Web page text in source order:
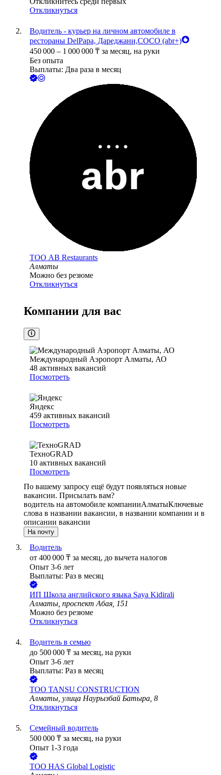
Откликнуться
Водитель - курьер на личном автомобиле в
рестораны DelPapa, Дареджани,COCO (abr+)
450 000 – 1 000 000 ₸ за месяц, на руки
Без опыта
Выплаты: Два раза в месяц
ТОО AB Restaurants
Алматы
Можно без резюме
Откликнуться
Компании для вас
Международный Аэропорт Алматы, АО
48 активных вакансий
Посмотреть
Яндекс
459 активных вакансий
Посмотреть
ТехноGRAD
10 активных вакансий
Посмотреть
По вашему запросу ещё будут появляться новые
вакансии. Присылать вам?
водитель на автомобиле компанииАлматыКлючевые
слова в названии вакансии, в названии компании и в
описании вакансии
На почту
Водитель
от 400 000 ₸ за месяц, до вычета налогов
Опыт 3-6 лет
Выплаты: Раз в месяц
ИП Школа английского языка Saya Kidirali
Алматы, проспект Абая, 151
Можно без резюме
Откликнуться
Водитель в семью
до 500 000 ₸ за месяц, на руки
Опыт 3-6 лет
Выплаты: Раз в месяц
ТОО TANSU CONSTRUCTION
Алматы, улица Наурызбай Батыра, 8
Откликнуться
Семейный водитель
500 000 ₸ за месяц, на руки
Опыт 1-3 года
ТОО HAS Global Logistic